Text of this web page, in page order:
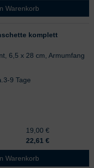
Klettmanschette komplett
Warenkorb
komplett
6,5 x 28 cm, Armumfang
9 Tage
19,00 €
22,61 €
Klettmanschette komplett
Warenkorb